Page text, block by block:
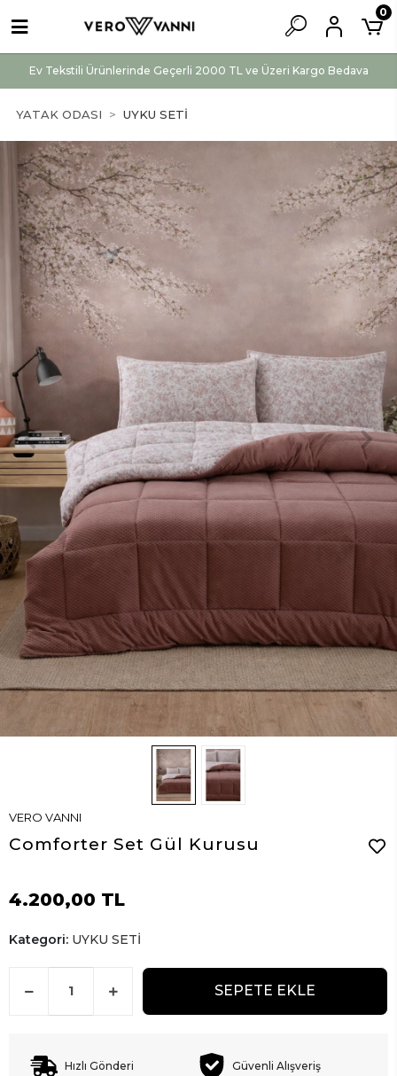
Ev Tekstili Ürünlerinde Geçerli 2000 TL ve Üzeri Kargo Bedava
0
YATAK ODASI UYKU SETİ
VERO VANNI
Comforter Set Gül Kurusu
4.200,00 TL
Kategori: UYKU SETİ
SEPETE EKLE
Hızlı Gönderi Güvenli Alışveriş